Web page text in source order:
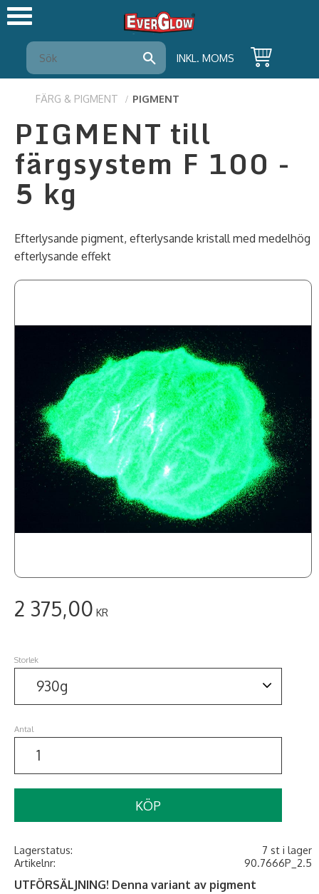
INKL. MOMS
FÄRG & PIGMENT PIGMENT
PIGMENT till
färgsystem F 100 -
5 kg
Efterlysande pigment, efterlysande kristall med medelhög
efterlysande effekt
2 375,00 KR
Storlek
Antal
KÖP
Lagerstatus
7 st i lager
Artikelnr
90.7666P_2.5
UTFÖRSÄLJNING! Denna variant av pigment